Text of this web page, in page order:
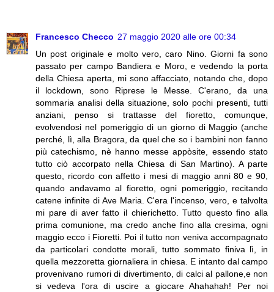
Francesco Checco 27 maggio 2020 alle ore 00:34
Un post originale e molto vero, caro Nino. Giorni fa sono
passato per campo Bandiera e Moro, e vedendo la porta
della Chiesa aperta, mi sono affacciato, notando che, dopo
il lockdown, sono Riprese le Messe. C'erano, da una
sommaria analisi della situazione, solo pochi presenti, tutti
anziani, penso si trattasse del fioretto, comunque,
evolvendosi nel pomeriggio di un giorno di Maggio (anche
perché, lì, alla Bragora, da quel che so i bambini non fanno
più catechismo, nè hanno messe appòsite, essendo stato
tutto ciò accorpato nella Chiesa di San Martino). A parte
questo, ricordo con affetto i mesi di maggio anni 80 e 90,
quando andavamo al fioretto, ogni pomeriggio, recitando
catene infinite di Ave Maria. C'era l'incenso, vero, e talvolta
mi pare di aver fatto il chierichetto. Tutto questo fino alla
prima comunione, ma credo anche fino alla cresima, ogni
maggio ecco i Fioretti. Poi il tutto non veniva accompagnato
da particolari condotte morali, tutto sommato finiva lì, in
quella mezzoretta giornaliera in chiesa. E intanto dal campo
provenivano rumori di divertimento, di calci al pallone,e non
si vedeva l'ora di uscire a giocare Ahahahah! Per noi